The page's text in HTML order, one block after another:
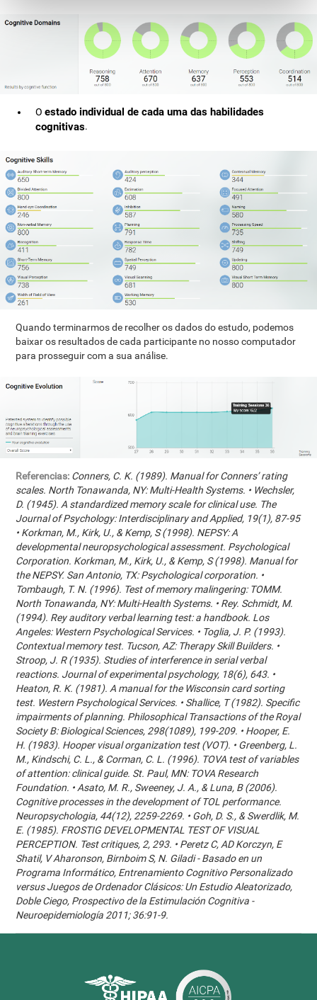
Oestado individual de cada uma das habilidades
cognitivas.
Quando terminarmos de recolher os dados do estudo, podemos
baixar os resultados de cada participante no nosso computador
para prosseguir com a sua análise.
Referencias: Conners, C. K. (1989). Manual for Conners’ rating
scales. North Tonawanda, NY: Multi-Health Systems. • Wechsler,
D. (1945). A standardized memory scale for clinical use. The
Journal of Psychology: Interdisciplinary and Applied, 19(1), 87-95
• Korkman, M., Kirk, U., & Kemp, S (1998). NEPSY: A
developmental neuropsychological assessment. Psychological
Corporation. Korkman, M., Kirk, U., & Kemp, S (1998). Manual for
the NEPSY. San Antonio, TX: Psychological corporation. •
Tombaugh, T. N. (1996). Test of memory malingering: TOMM.
North Tonawanda, NY: Multi-Health Systems. • Rey. Schmidt, M.
(1994). Rey auditory verbal learning test: a handbook. Los
Angeles: Western Psychological Services. • Toglia, J. P. (1993).
Contextual memory test. Tucson, AZ: Therapy Skill Builders. •
Stroop, J. R (1935). Studies of interference in serial verbal
reactions. Journal of experimental psychology, 18(6), 643. •
Heaton, R. K. (1981). A manual for the Wisconsin card sorting
test. Western Psychological Services. • Shallice, T (1982). Specific
impairments of planning. Philosophical Transactions of the Royal
Society B: Biological Sciences, 298(1089), 199-209. • Hooper, E.
H. (1983). Hooper visual organization test (VOT). • Greenberg, L.
M., Kindschi, C. L., & Corman, C. L. (1996). TOVA test of variables
of attention: clinical guide. St. Paul, MN: TOVA Research
Foundation. • Asato, M. R., Sweeney, J. A., & Luna, B (2006).
Cognitive processes in the development of TOL performance.
Neuropsychologia, 44(12), 2259-2269. • Goh, D. S., & Swerdlik, M.
E. (1985). FROSTIG DEVELOPMENTAL TEST OF VISUAL
PERCEPTION. Test critiques, 2, 293. • Peretz C, AD Korczyn, E
Shatil, V Aharonson, Birnboim S, N. Giladi - Basado en un
Programa Informático, Entrenamiento Cognitivo Personalizado
versus Juegos de Ordenador Clásicos: Un Estudio Aleatorizado,
Doble Ciego, Prospectivo de la Estimulación Cognitiva -
Neuroepidemiología 2011; 36:91-9.